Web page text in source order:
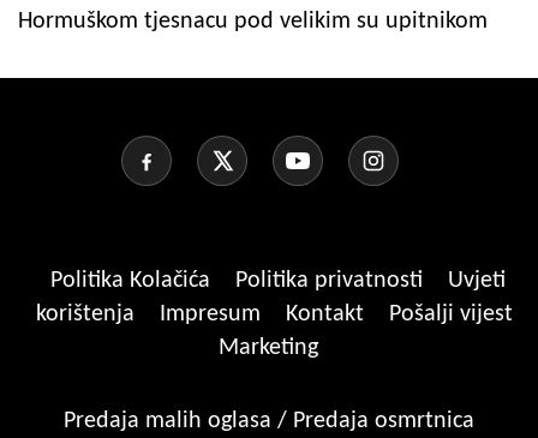
Hormuškom tjesnacu pod velikim su upitnikom
Politika Kolačića Politika privatnosti
Uvjeti
korištenja
Impresum Kontakt
Pošalji vijest
Marketing
Predaja malih oglasa / Predaja osmrtnica